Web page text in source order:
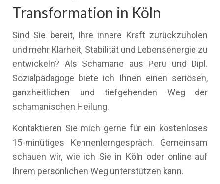
Transformation in Köln
Sind Sie bereit, Ihre innere Kraft zurückzuholen
und mehr Klarheit, Stabilität und Lebensenergie zu
entwickeln? Als Schamane aus Peru und Dipl.
Sozialpädagoge biete ich Ihnen einen seriösen,
ganzheitlichen und tiefgehenden Weg der
schamanischen Heilung.
Kontaktieren Sie mich gerne für ein kostenloses
15-minütiges Kennenlerngespräch. Gemeinsam
schauen wir, wie ich Sie in Köln oder online auf
Ihrem persönlichen Weg unterstützen kann.